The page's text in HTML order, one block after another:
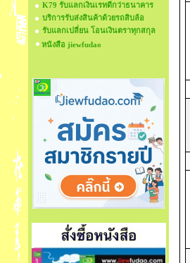
K79 รับแลกเงินเรทดีกว่าธนาคาร
บริการรับส่งสินค้าด้วยรถสิบล้อ
รับแลกเปลี่ยน โอนเงินตราทุกสกุล
หนังสือ jiewfudao